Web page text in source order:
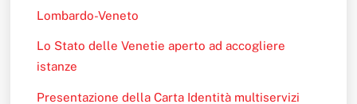
Lombardo-Veneto
Lo Stato delle Venetie aperto ad accogliere
istanze
Presentazione della Carta Identità multiservizi